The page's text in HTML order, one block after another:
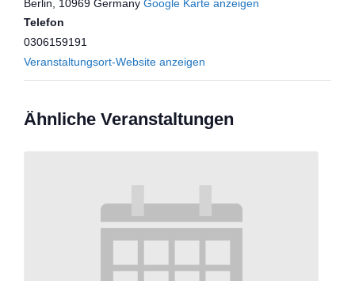
Berlin
10969 Germany Google Karte anzeigen
Telefon
0306159191
Veranstaltungsort-Website anzeigen
Ähnliche Veranstaltungen